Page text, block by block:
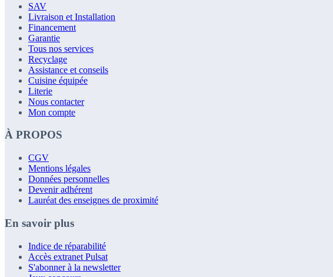
SAV
Livraison et Installation
Financement
Garantie
Tous nos services
Recyclage
Assistance et conseils
Cuisine équipée
Literie
Nous contacter
Mon compte
À PROPOS
CGV
Mentions légales
Données personnelles
Devenir adhérent
Lauréat des enseignes de proximité
En savoir plus
Indice de réparabilité
Accès extranet Pulsat
S'abonner à la newsletter